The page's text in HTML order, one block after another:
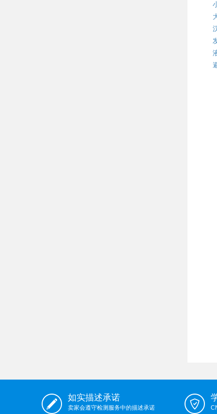
如实描述承诺
卖家会遵守检测服务中的描述承诺